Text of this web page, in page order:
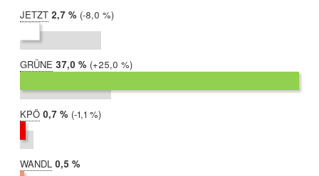
JETZT 2019:
2,7 %
2017:
10,7 %
Differenz:
-8,0 %
GRÜNE 2019:
37,0 %
2017:
12,0 %
Differenz:
+25,0 %
KPÖ 2019:
0,7 %
2017:
1,8 %
Differenz:
-1,1 %
WANDL 2019:
0,5 %